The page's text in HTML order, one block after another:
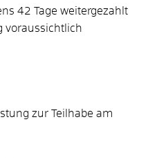
42 Tage weitergezahlt
voraussichtlich
zur Teilhabe am